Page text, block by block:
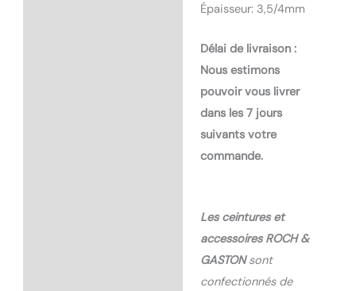
Épaisseur: 3,5/4mm
Délai de livraison :
Nous estimons
pouvoir vous livrer
dans les 7 jours
suivants votre
commande.
Les ceintures et
accessoires ROCH &
GASTONsont
confectionnés de